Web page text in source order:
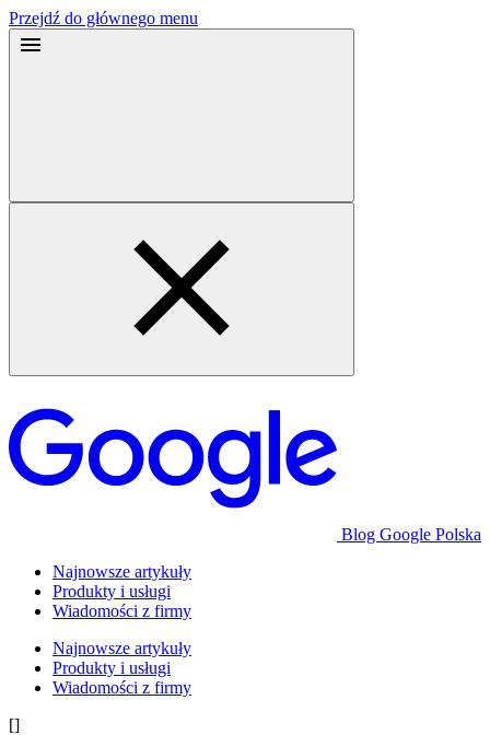
Przejdź do głównego menu
Blog Google Polska
Najnowsze artykuły
Produkty i usługi
Wiadomości z firmy
Najnowsze artykuły
Produkty i usługi
Wiadomości z firmy
[]